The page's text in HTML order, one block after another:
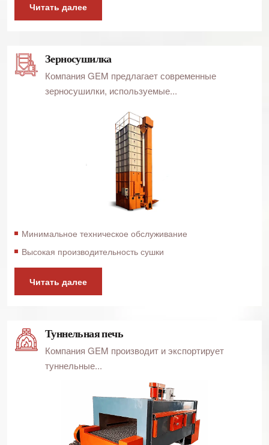
Читать далее
Зерносушилка
Компания GEM предлагает современные
зерносушилки, используемые...
Минимальное техническое обслуживание
Высокая производительность сушки
Читать далее
Туннельная печь
Компания GEM производит и экспортирует
туннельные...